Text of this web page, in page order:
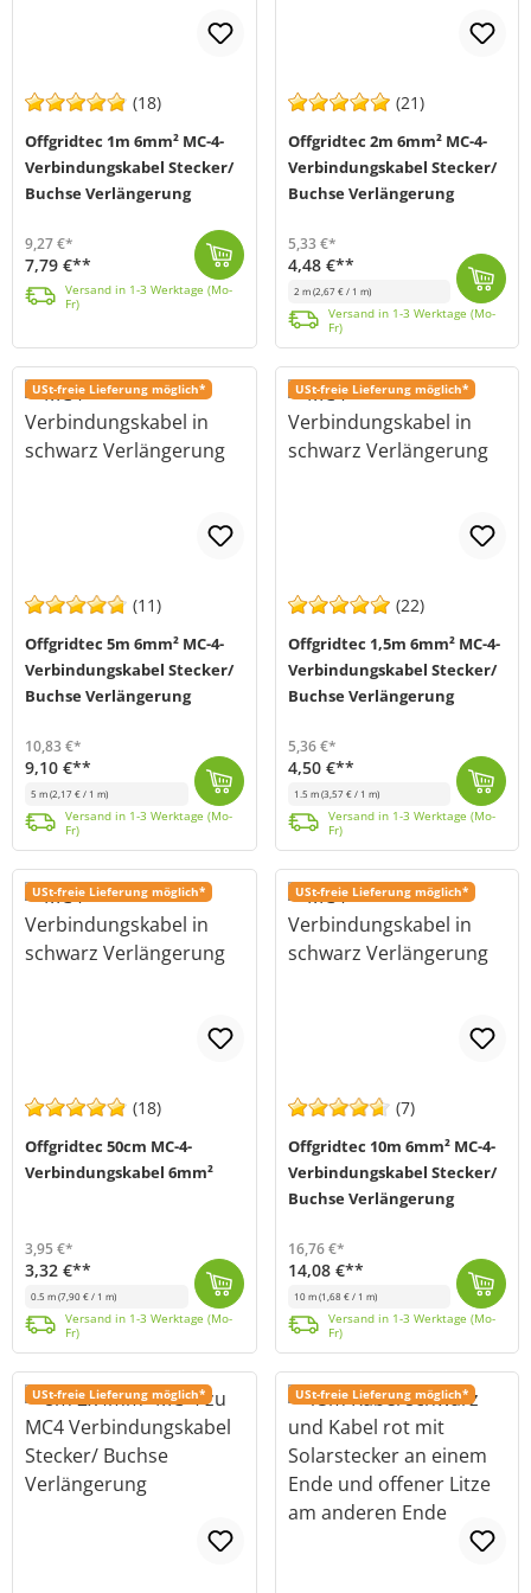
(18)
Offgridtec 1m 6mm² MC-4-
Verbindungskabel Stecker/
Buchse Verlängerung
9,27 €*
7,79 €**
Versand in 1-3 Werktage (Mo-
Fr)
(21)
Offgridtec 2m 6mm² MC-4-
Verbindungskabel Stecker/
Buchse Verlängerung
5,33 €*
4,48 €**
2 m(2,67 € / 1 m)
Versand in 1-3 Werktage (Mo-
Fr)
USt-freie Lieferung möglich*
(11)
Offgridtec 5m 6mm² MC-4-
Verbindungskabel Stecker/
Buchse Verlängerung
10,83 €*
9,10 €**
5 m(2,17 € / 1 m)
Versand in 1-3 Werktage (Mo-
Fr)
USt-freie Lieferung möglich*
(22)
Offgridtec 1,5m 6mm² MC-4-
Verbindungskabel Stecker/
Buchse Verlängerung
5,36 €*
4,50 €**
1.5 m(3,57 € / 1 m)
Versand in 1-3 Werktage (Mo-
Fr)
USt-freie Lieferung möglich*
(18)
Offgridtec 50cm MC-4-
Verbindungskabel 6mm²
3,95 €*
3,32 €**
0.5 m(7,90 € / 1 m)
Versand in 1-3 Werktage (Mo-
Fr)
USt-freie Lieferung möglich*
(7)
Offgridtec 10m 6mm² MC-4-
Verbindungskabel Stecker/
Buchse Verlängerung
16,76 €*
14,08 €**
10 m(1,68 € / 1 m)
Versand in 1-3 Werktage (Mo-
Fr)
USt-freie Lieferung möglich* USt-freie Lieferung möglich*